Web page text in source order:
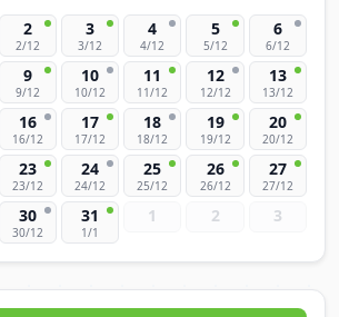
2
2/12
3
3/12
4
4/12
5
5/12
6
6/12
9
9/12
10
10/12
11
11/12
12
12/12
13
13/12
16
16/12
17
17/12
18
18/12
19
19/12
20
20/12
23
23/12
24
24/12
25
25/12
26
26/12
27
27/12
30
30/12
31
1/1
1 2 3